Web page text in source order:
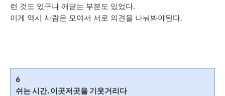
런 것도 있구나 깨닫는 부분도 있었다.
이게 역시 사람은 모여서 서로 의견을 나눠봐야된다.
6
쉬는 시간. 이곳저곳을 기웃거리다